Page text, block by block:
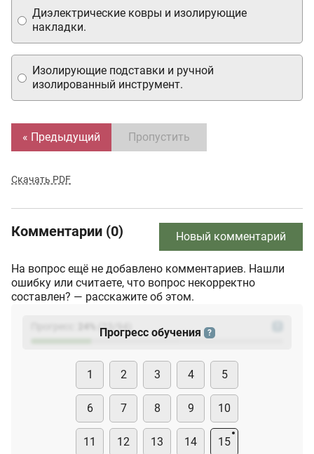
Диэлектрические ковры и изолирующие
накладки.
Изолирующие подставки и ручной
изолированный инструмент.
« Предыдущий Пропустить
Скачать PDF
Комментарии (0) Новый комментарий
На вопрос ещё не добавлено комментариев. Нашли
ошибку или считаете, что вопрос некорректно
составлен? — расскажите об этом.
(23
Прогресс обучения ?
1 2 3 4 5
6 7 8 9 10
11 12 13 14 15